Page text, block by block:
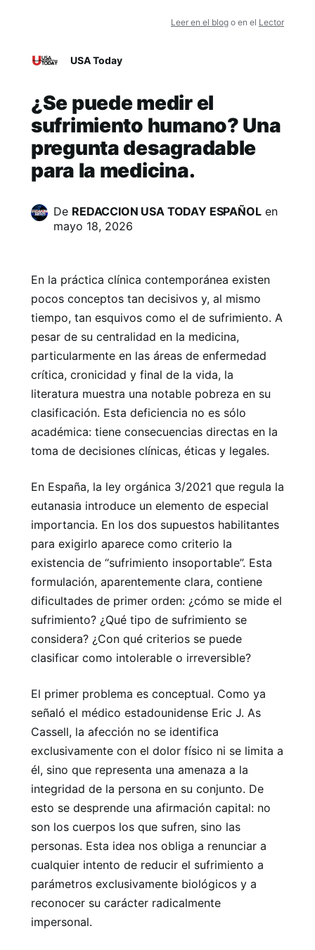
Leer en el blog o en el Lector
USA Today
¿Se puede medir el
sufrimiento humano? Una
pregunta desagradable
para la medicina.
De REDACCION USA TODAY ESPAÑOLen
mayo 18, 2026
En la práctica clínica contemporánea existen
pocos conceptos tan decisivos y, al mismo
tiempo, tan esquivos como el de sufrimiento. A
pesar de su centralidad en la medicina,
particularmente en las áreas de enfermedad
crítica, cronicidad y final de la vida, la
literatura muestra una notable pobreza en su
clasificación. Esta deficiencia no es sólo
académica: tiene consecuencias directas en la
toma de decisiones clínicas, éticas y legales.
En España, la ley orgánica 3/2021 que regula la
eutanasia introduce un elemento de especial
importancia. En los dos supuestos habilitantes
para exigirlo aparece como criterio la
existencia de “sufrimiento insoportable”. Esta
formulación, aparentemente clara, contiene
dificultades de primer orden: ¿cómo se mide el
sufrimiento? ¿Qué tipo de sufrimiento se
considera? ¿Con qué criterios se puede
clasificar como intolerable o irreversible?
El primer problema es conceptual. Como ya
señaló el médico estadounidense Eric J. As
Cassell, la afección no se identifica
exclusivamente con el dolor físico ni se limita a
él, sino que representa una amenaza a la
integridad de la persona en su conjunto. De
esto se desprende una afirmación capital: no
son los cuerpos los que sufren, sino las
personas. Esta idea nos obliga a renunciar a
cualquier intento de reducir el sufrimiento a
parámetros exclusivamente biológicos y a
reconocer su carácter radicalmente
impersonal.